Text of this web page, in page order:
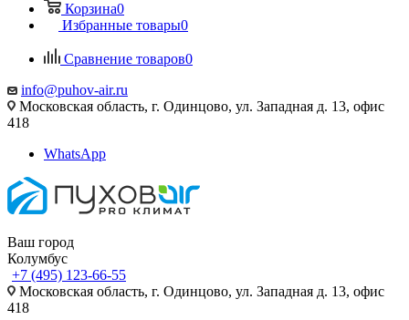
Корзина0
Избранные товары0
Сравнение товаров0
info@puhov-air.ru
Московская область, г. Одинцово, ул. Западная д. 13, офис
418
WhatsApp
Ваш город
Колумбус
+7 (495) 123-66-55
Московская область, г. Одинцово, ул. Западная д. 13, офис
418